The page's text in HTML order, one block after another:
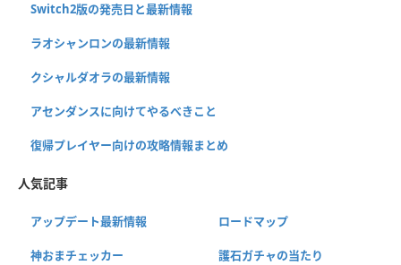
Switch2版の発売日と最新情報
ラオシャンロンの最新情報
クシャルダオラの最新情報
アセンダンスに向けてやるべきこと
復帰プレイヤー向けの攻略情報まとめ
人気記事
アップデート最新情報 ロードマップ
神おまチェッカー 護石ガチャの当たり